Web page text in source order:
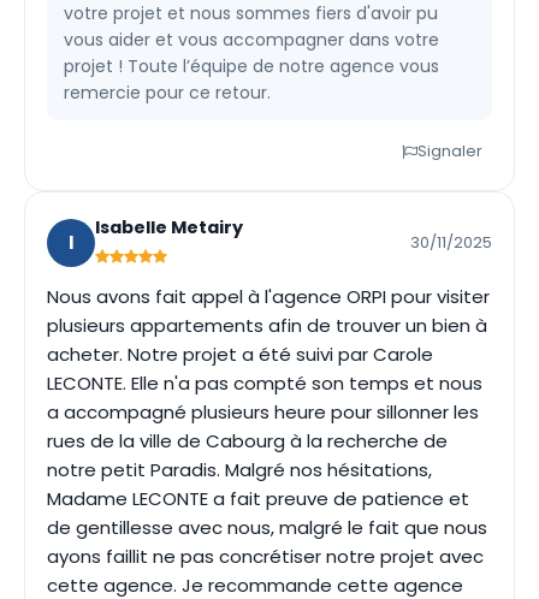
votre projet et nous sommes fiers d'avoir pu
vous aider et vous accompagner dans votre
projet ! Toute l’équipe de notre agence vous
remercie pour ce retour.
Signaler
I
Isabelle Metairy
30/11/2025
Nous avons fait appel à l'agence ORPI pour visiter
plusieurs appartements afin de trouver un bien à
acheter. Notre projet a été suivi par Carole
LECONTE. Elle n'a pas compté son temps et nous
a accompagné plusieurs heure pour sillonner les
rues de la ville de Cabourg à la recherche de
notre petit Paradis. Malgré nos hésitations,
Madame LECONTE a fait preuve de patience et
de gentillesse avec nous, malgré le fait que nous
ayons faillit ne pas concrétiser notre projet avec
cette agence. Je recommande cette agence